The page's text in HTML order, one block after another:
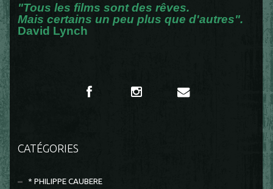
"Tous les films sont des rêves.
Mais certains un peu plus que d'autres".
David Lynch
CATÉGORIES
* PHILIPPE CAUBERE